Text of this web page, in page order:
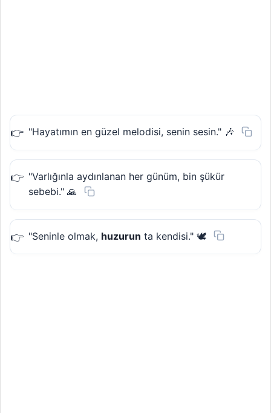
"Hayatımın en güzel melodisi, senin sesin." 🎶
"Varlığınla aydınlanan her günüm, bin şükür
sebebi." 🙏
"Seninle olmak, huzurun ta kendisi." 🕊️